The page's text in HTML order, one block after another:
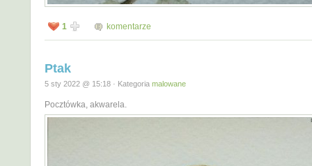
1 komentarze
Ptak
5 sty 2022 @ 15:18 · Kategoria malowane
Pocztówka, akwarela.